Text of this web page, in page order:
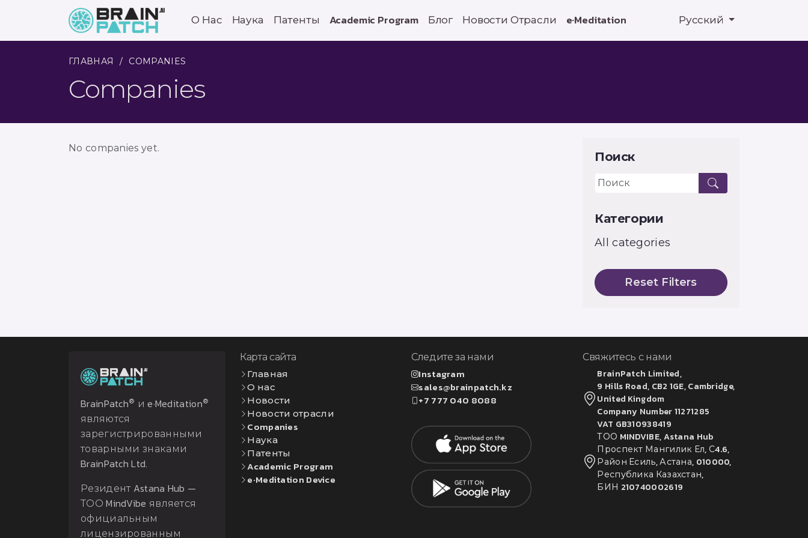
О Нас Наука Патенты Academic Program Блог Новости Отрасли e·Meditation Русский
ГЛАВНАЯ COMPANIES
Companies
No companies yet.
Поиск
Категории
All categories
Reset Filters
BrainPatch® и e·Meditation®
являются
зарегистрированными
товарными знаками
BrainPatch Ltd.
Резидент Astana Hub —
ТОО MindVibe является
официальным
лицензированным
Карта сайта
Главная
О нас
Новости
Новости отрасли
Companies
Наука
Патенты
Academic Program
e·Meditation Device
Следите за нами
Instagram
sales@brainpatch.kz
+7 777 040 8088
Свяжитесь с нами
BrainPatch Limited,
9 Hills Road, CB2 1GE, Cambridge,
United Kingdom
Company Number 11271285
VAT GB310938419
ТОО MINDVIBE, Astana Hub
Проспект Мангилик Ел, С4.6,
Район Есиль, Астана, 010000,
Республика Казахстан,
БИН 210740002619